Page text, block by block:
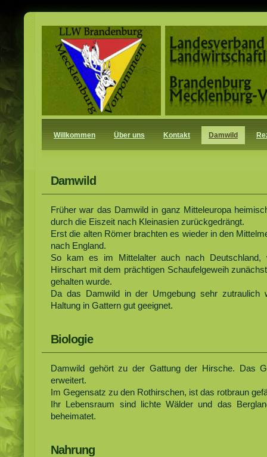
Willkommen Über uns Kontakt Damwild
Damwild
Früher war das Damwild in ganz Mitteleuropa
durch die Eiszeit nach Kleinasien zurückgedrängt.
Erst die alten Römer brachten es wieder in den
nach England.
So kam es im Mittelalter auch nach Deutschland,
Hirschart mit dem prächtigen Schaufelgeweih
gehalten wurde.
Da das Damwild in der Umgebung sehr
Haltung in Gattern gut geeignet.
Biologie
Damwild gehört zu der Gattung der Hirsche. Das
erweitert.
Im Gegensatz zu den Rothirschen, ist das rotbraun
Ihr Lebensraum sind lichte Wälder und das
beheimatet.
Nahrung